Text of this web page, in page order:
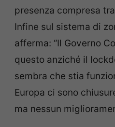
presenza compresa
Infine sul sistema di
afferma: “Il Governo
questo anziché il
sembra che stia
Europa ci sono
ma nessun